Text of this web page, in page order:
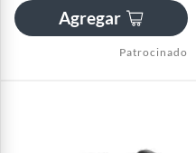
Agregar
Patrocinado